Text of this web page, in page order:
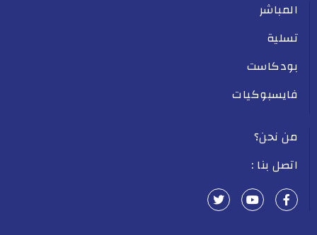
المباشر
تسلية
بودكاست
فايسبوكيات
من نحن؟
اتصل بنا :